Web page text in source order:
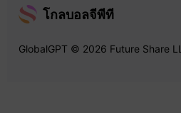
โกลบอลจีพีที
GlobalGPT © 2026 Future Share